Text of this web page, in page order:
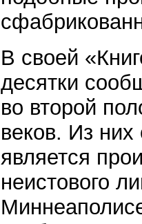
В своей
десятки
во второй
веков. Из
является
неистового